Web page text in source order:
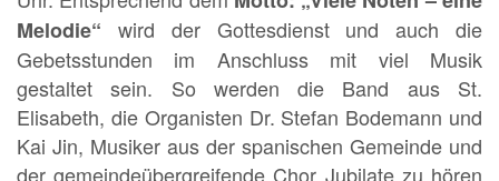
Melodie“ wird der Gottesdienst und auch die
Gebetsstunden im Anschluss mit viel Musik
gestaltet sein. So werden die Band aus St.
Elisabeth, die Organisten Dr. Stefan Bodemann und
Kai Jin, Musiker aus der spanischen Gemeinde und
der gemeindeübergreifende Chor Jubilate zu hören